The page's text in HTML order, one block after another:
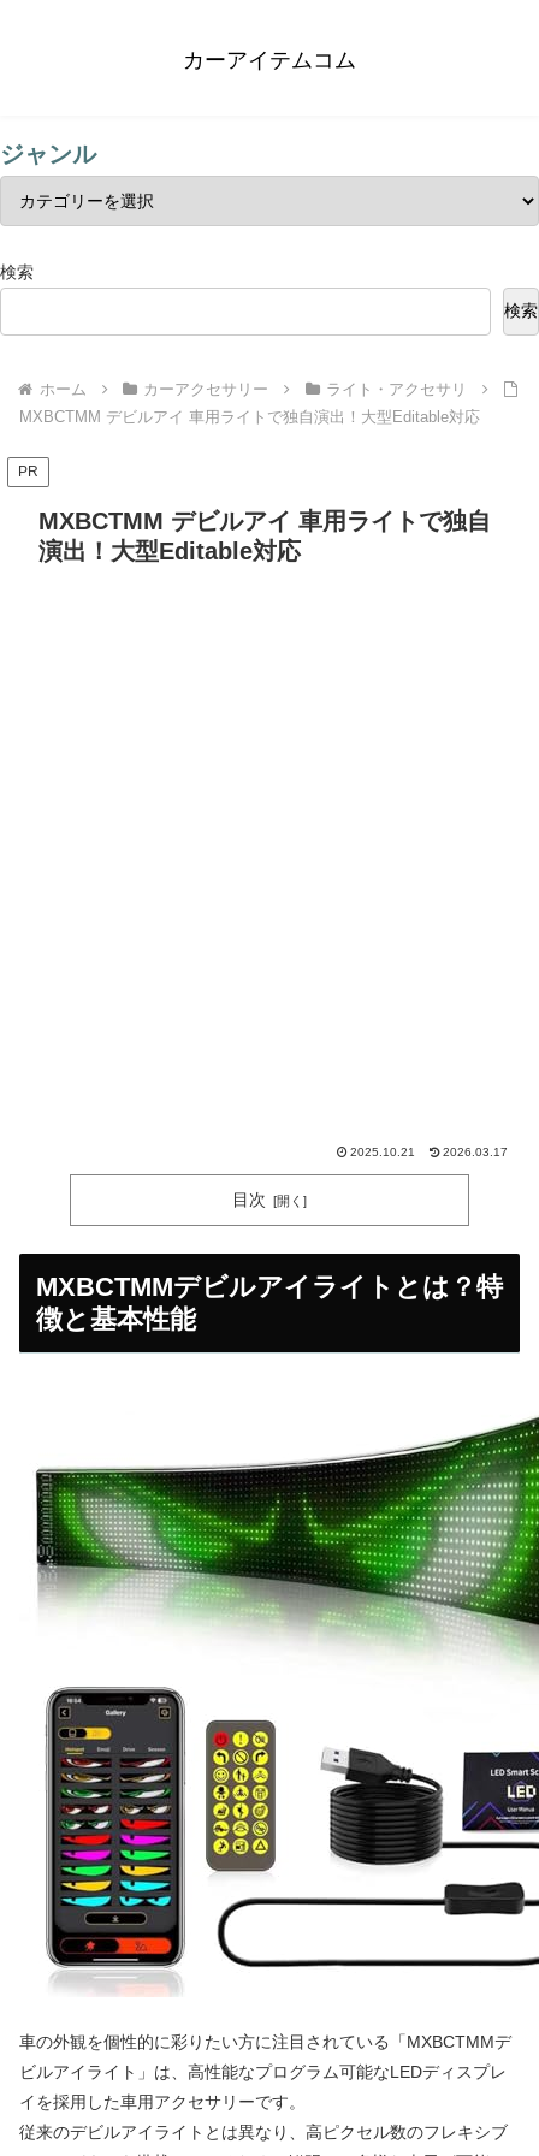
カーアイテムコム
ジャンル
検索
検索
ホーム カーアクセサリー
ライト・アクセサリ
MXBCTMM デビルアイ 車用ライトで独自演出！大型Editable対応
PR
MXBCTMM デビルアイ 車用ライトで独自
演出！大型Editable対応
2025.10.21 2026.03.17
目次
MXBCTMMデビルアイライトとは？特
徴と基本性能
車の外観を個性的に彩りたい方に注目されている「MXBCTMMデ
ビルアイライト」は、高性能なプログラム可能なLEDディスプレ
イを採用した車用アクセサリーです。
従来のデビルアイライトとは異なり、高ピクセル数のフレキシブ